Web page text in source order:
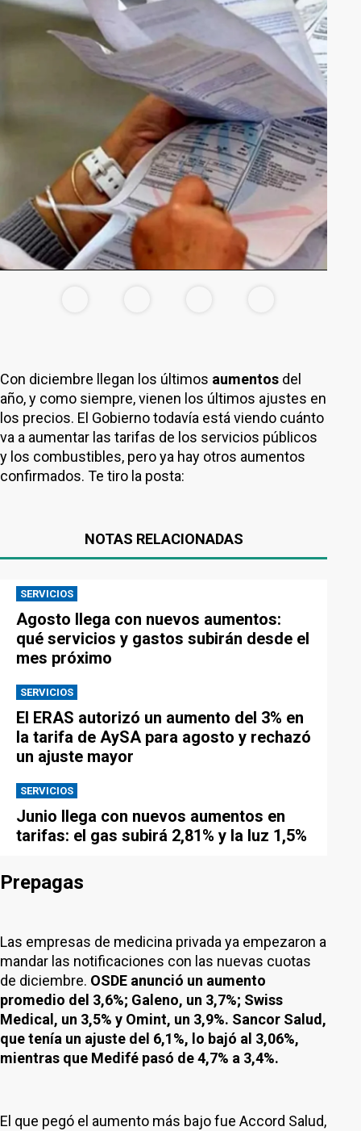
Con diciembre llegan los últimos aumentos del
año, y como siempre, vienen los últimos ajustes en
los precios. El Gobierno todavía está viendo cuánto
va a aumentar las tarifas de los servicios públicos
y los combustibles, pero ya hay otros aumentos
confirmados. Te tiro la posta:
NOTAS RELACIONADAS
SERVICIOS
Agosto llega con nuevos aumentos:
qué servicios y gastos subirán desde el
mes próximo
SERVICIOS
El ERAS autorizó un aumento del 3% en
la tarifa de AySA para agosto y rechazó
un ajuste mayor
SERVICIOS
Junio llega con nuevos aumentos en
tarifas: el gas subirá 2,81% y la luz 1,5%
Prepagas
Las empresas de medicina privada ya empezaron a
mandar las notificaciones con las nuevas cuotas
de diciembre. OSDE anunció un aumento
promedio del 3,6%; Galeno, un 3,7%; Swiss
Medical, un 3,5% y Omint, un 3,9%. Sancor Salud,
que tenía un ajuste del 6,1%, lo bajó al 3,06%,
mientras que Medifé pasó de 4,7% a 3,4%.
El que pegó el aumento más bajo fue Accord Salud,